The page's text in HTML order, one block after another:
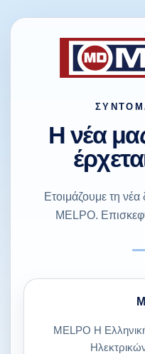
Η νέα
Ετοιμάζουμε τη
MELPO.
MELPO Η